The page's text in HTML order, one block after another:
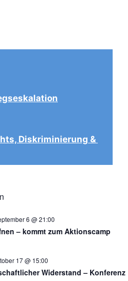
Diskriminierung &
6 @ 21:00
– kommt zum Aktionscamp
17 @ 15:00
Widerstand – Konferenz